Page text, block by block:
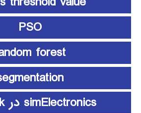
PSO
forest
simElectronics در Simulink